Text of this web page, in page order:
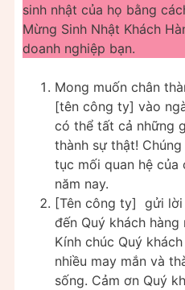
sinh nhật của họ bằng
Mừng Sinh Nhật Khách
doanh nghiệp bạn.
Mong muốn chân
[tên công ty] vào
có thể tất cả những
thành sự thật!
tục mối quan hệ
năm nay.
[Tên công ty] gửi
đến Quý khách hàng
Kính chúc Quý
nhiều may mắn và
sống. Cảm ơn Quý